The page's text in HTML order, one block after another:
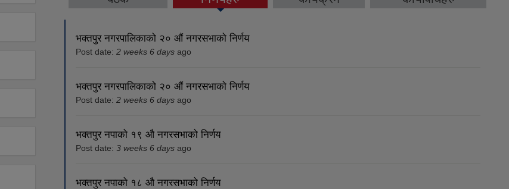
भक्तपुर नगरपालिकाको २० औं नगरसभाको निर्णय
Post date: 2 weeks 6 days ago
भक्तपुर नगरपालिकाको २० औं नगरसभाको निर्णय
Post date: 2 weeks 6 days ago
भक्तपुर नपाको १९ औ नगरसभाको निर्णय
Post date: 3 weeks 6 days ago
भक्तपुर नपाको १८ औ नगरसभाको निर्णय